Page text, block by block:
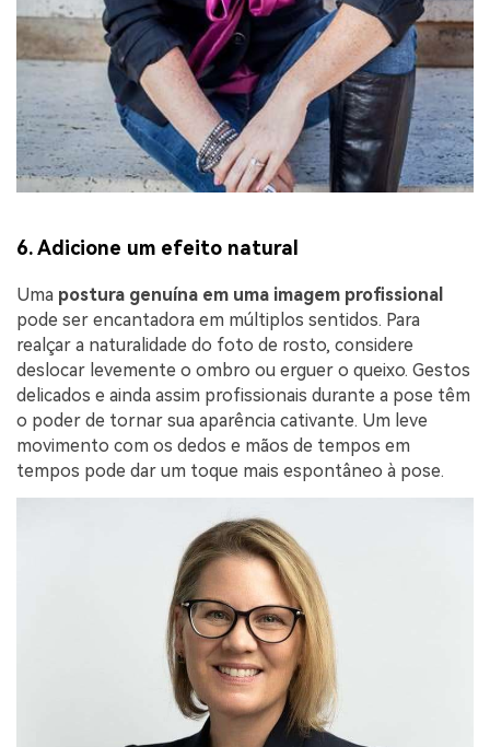
6. Adicione um efeito natural
Uma postura genuína em uma imagem profissional
pode ser encantadora em múltiplos sentidos. Para
realçar a naturalidade do foto de rosto, considere
deslocar levemente o ombro ou erguer o queixo. Gestos
delicados e ainda assim profissionais durante a pose têm
o poder de tornar sua aparência cativante. Um leve
movimento com os dedos e mãos de tempos em
tempos pode dar um toque mais espontâneo à pose.